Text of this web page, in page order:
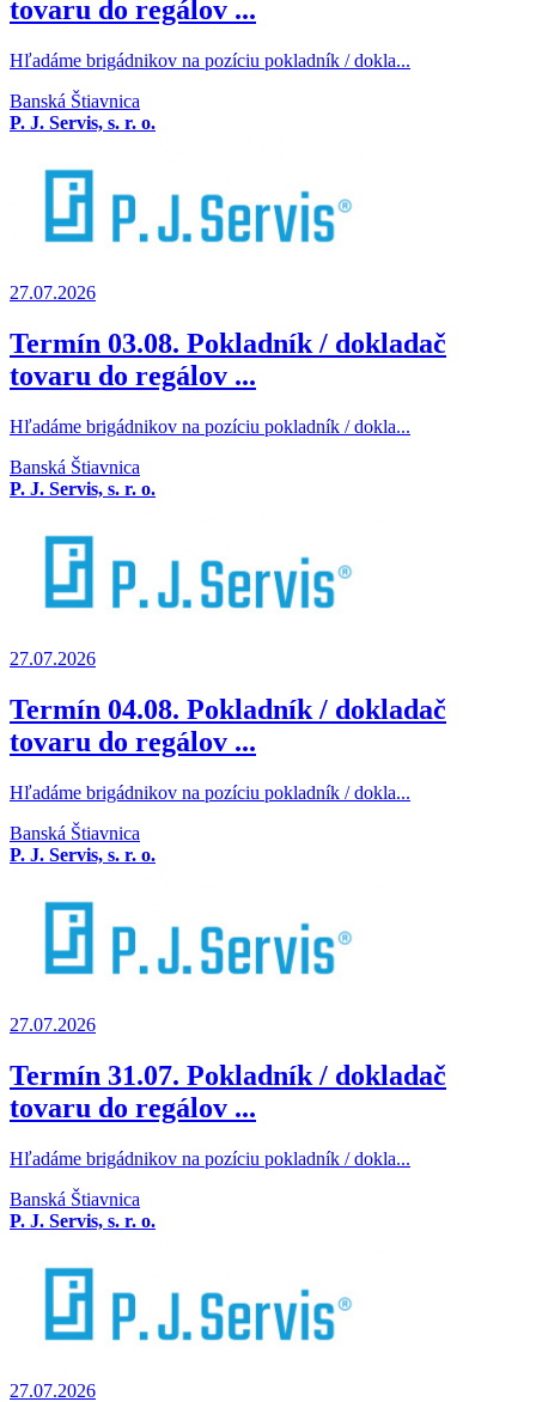
tovaru do regálov ...
Hľadáme brigádnikov na pozíciu pokladník / dokla...
Banská Štiavnica
P. J. Servis, s. r. o.
27.07.2026
Termín 03.08. Pokladník / dokladač
tovaru do regálov ...
Hľadáme brigádnikov na pozíciu pokladník / dokla...
Banská Štiavnica
P. J. Servis, s. r. o.
27.07.2026
Termín 04.08. Pokladník / dokladač
tovaru do regálov ...
Hľadáme brigádnikov na pozíciu pokladník / dokla...
Banská Štiavnica
P. J. Servis, s. r. o.
27.07.2026
Termín 31.07. Pokladník / dokladač
tovaru do regálov ...
Hľadáme brigádnikov na pozíciu pokladník / dokla...
Banská Štiavnica
P. J. Servis, s. r. o.
27.07.2026